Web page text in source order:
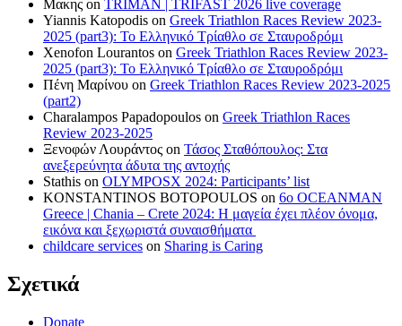
Μακης on TRIMAN | TRIFAST 2026 live coverage
Yiannis Katopodis on Greek Triathlon Races Review 2023-
2025 (part3): Το Ελληνικό Τρίαθλο σε Σταυροδρόμι
Xenofon Lourantos on Greek Triathlon Races Review 2023-
2025 (part3): Το Ελληνικό Τρίαθλο σε Σταυροδρόμι
Πένη Μαρίνου on Greek Triathlon Races Review 2023-2025
(part2)
Charalampos Papadopoulos on Greek Triathlon Races
Review 2023-2025
Ξενοφών Λουράντος on Τάσος Σταθόπουλος: Στα
ανεξερεύνητα άδυτα της αντοχής
Stathis on OLYMPOSX 2024: Participants’ list
KONSTANTINOS BOTOPOULOS on 6ο OCEANMAN
Greece | Chania – Crete 2024: Η μαγεία έχει πλέον όνομα,
εικόνα και ξεχωριστά συναισθήματα
childcare services on Sharing is Caring
Σχετικά
Donate